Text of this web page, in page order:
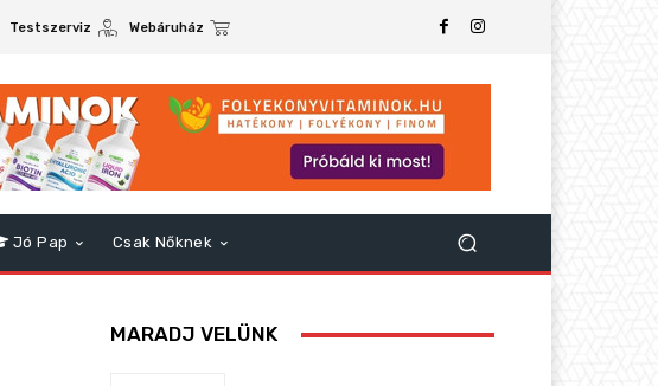
Testszerviz Webáruház
Jó Pap Csak Nőknek
MARADJ VELÜNK